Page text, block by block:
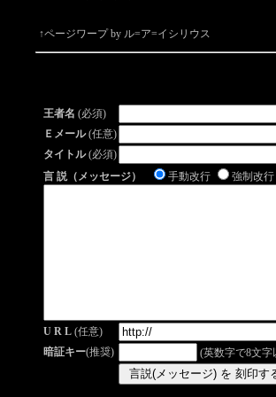
↑ページワープ by ル=ア=イシリウス
王者名 (必須)
Ｅメール(任意)
タイトル(必須)
言 説（メッセージ）
手動改行 強制改行
U R L (任意)
暗証キー(推奨)
(英数字で8文字